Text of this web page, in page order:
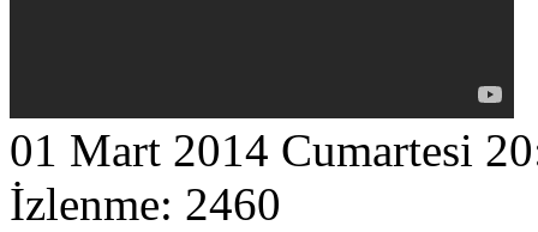
01 Mart 2014 Cumartesi
İzlenme: 2460